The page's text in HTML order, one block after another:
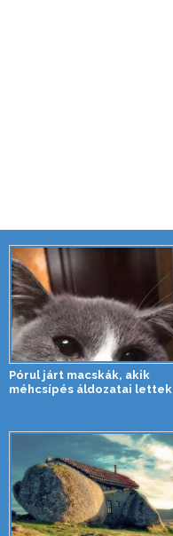
Pórul járt macskák, akik
méhcsípés áldozatai lettek